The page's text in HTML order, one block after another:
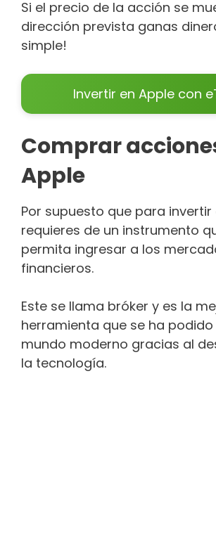
Si el precio de la acción se
dirección prevista ganas
simple!
Invertir en Apple con
Comprar
Apple
Por supuesto que para invertir
requieres de un instrumento
permita ingresar a los
financieros.
Este se llama bróker y es la
herramienta que se ha
mundo moderno gracias al
la tecnología.